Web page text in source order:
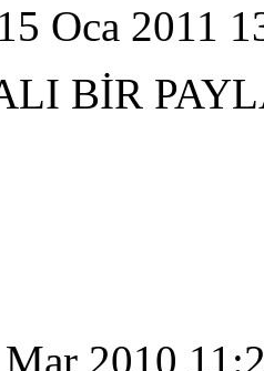
Oca 2011
BİR
2010